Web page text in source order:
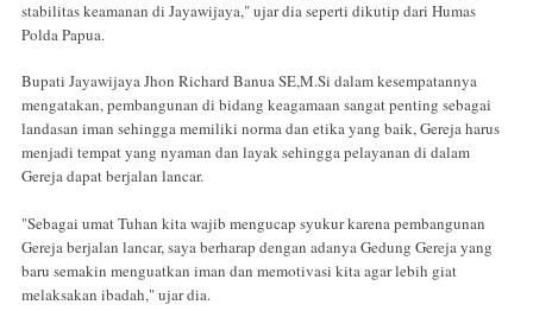
stabilitas keamanan di Jayawijaya," ujar dia seperti dikutip dari Humas
Polda Papua.
Bupati Jayawijaya Jhon Richard Banua SE,M.Si dalam kesempatannya
mengatakan, pembangunan di bidang keagamaan sangat penting sebagai
landasan iman sehingga memiliki norma dan etika yang baik, Gereja harus
menjadi tempat yang nyaman dan layak sehingga pelayanan di dalam
Gereja dapat berjalan lancar.
"Sebagai umat Tuhan kita wajib mengucap syukur karena pembangunan
Gereja berjalan lancar, saya berharap dengan adanya Gedung Gereja yang
baru semakin menguatkan iman dan memotivasi kita agar lebih giat
melaksakan ibadah," ujar dia.